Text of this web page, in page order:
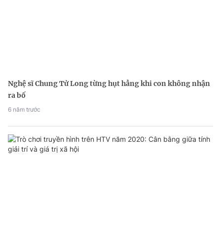
Nghệ sĩ Chung Tử Long từng hụt hẫng khi con không nhận
ra bố
6 năm trước